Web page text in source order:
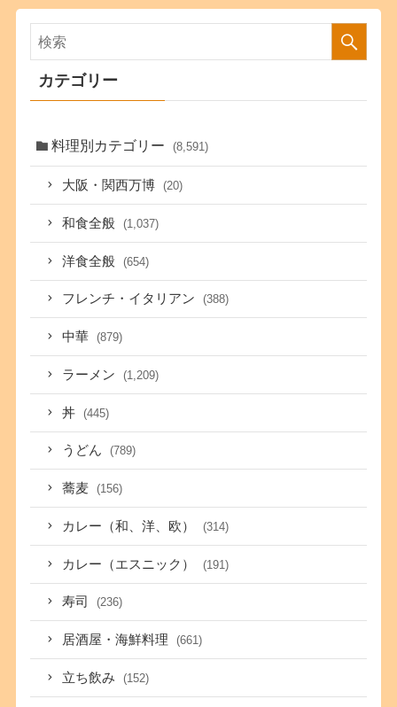
カテゴリー
料理別カテゴリー (8,591)
大阪・関西万博 (20)
和食全般 (1,037)
洋食全般 (654)
フレンチ・イタリアン (388)
中華 (879)
ラーメン (1,209)
丼 (445)
うどん (789)
蕎麦 (156)
カレー（和、洋、欧） (314)
カレー（エスニック） (191)
寿司 (236)
居酒屋・海鮮料理 (661)
立ち飲み (152)